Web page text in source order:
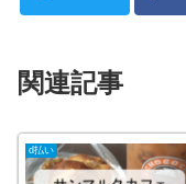
関連記事
d払い